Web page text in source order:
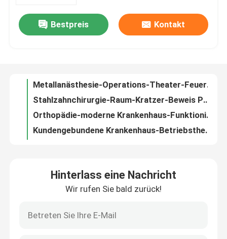
Treten Sie mit uns in Verbindung
Nachrichten
Bestpreis Kontakt
Gynäkologie-Chirurgie-Operations-Theater-Edelstahl-Krankenhaus-Theater-Raum-Antistatisches
Kundengebundene Krankenhaus-Betriebstheater-Bau-Gynäkologie mit Zusätzen
Betäubender Krankenhaus-Betriebstheater-Edelstahl-allgemeiner Operationsraum
Hinterlass eine Nachricht
Wir rufen Sie bald zurück!